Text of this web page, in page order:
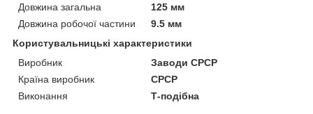
Довжина загальна
125 мм
Довжина робочої частини
9.5 мм
Користувальницькі характеристики
Виробник
Заводи СРСР
Країна виробник
СРСР
Виконання
Т-подібна